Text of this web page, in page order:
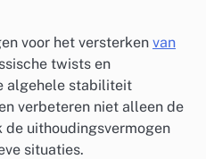
voor het versterken van
twists en
algehele stabiliteit
verbeteren niet alleen de
de uithoudingsvermogen
situaties.